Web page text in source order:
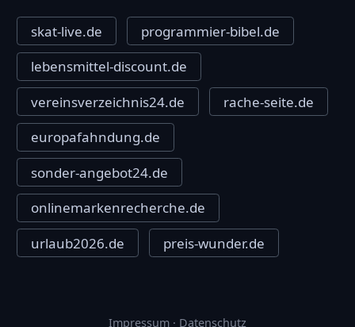
skat-live.de
programmier-bibel.de
lebensmittel-discount.de
vereinsverzeichnis24.de
rache-seite.de
europafahndung.de
sonder-angebot24.de
onlinemarkenrecherche.de
urlaub2026.de
preis-wunder.de
Impressum · Datenschutz